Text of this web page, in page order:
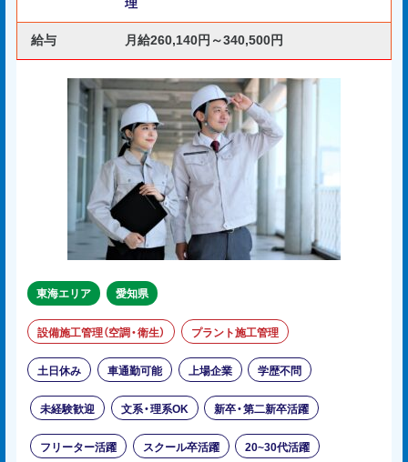
給与 月給260,140円～340,500円
東海エリア 愛知県
設備施工管理（空調・衛生） プラント施工管理
土日休み 車通勤可能 上場企業 学歴不問
未経験歓迎 文系・理系OK 新卒・第二新卒活躍
フリーター活躍 スクール卒活躍 20~30代活躍